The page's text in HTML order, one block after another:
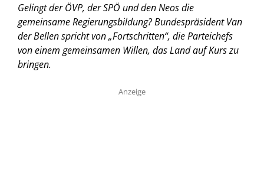
Gelingt der ÖVP, der SPÖ und den Neos die
gemeinsame Regierungsbildung? Bundespräsident Van
der Bellen spricht von „Fortschritten“, die Parteichefs
von einem gemeinsamen Willen, das Land auf Kurs zu
bringen.
Anzeige